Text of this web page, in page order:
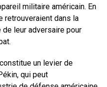
militaire américain. En
retrouveraient dans la
leur adversaire pour
un levier de
qui peut